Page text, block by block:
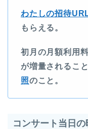
わたしの招待
もらえる。
初月の月額利用
が増量されるこ
照のこと。
コンサート当日